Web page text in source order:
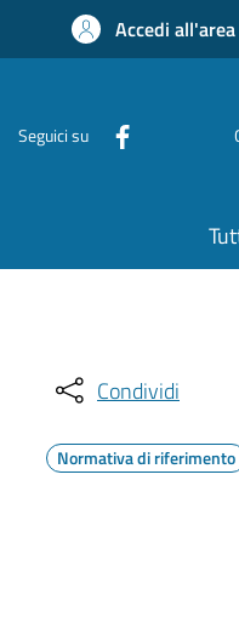
Accedi
Seguici su
Condividi
Normativa di riferimento